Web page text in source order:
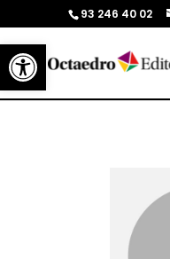
Abrir barra de herramientas
93 246 40 02